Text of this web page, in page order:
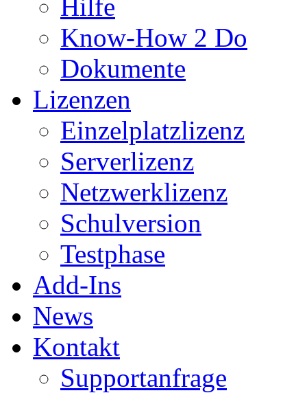
Hilfe
Know-How 2 Do
Dokumente
Lizenzen
Einzelplatzlizenz
Serverlizenz
Netzwerklizenz
Schulversion
Testphase
Add-Ins
News
Kontakt
Supportanfrage